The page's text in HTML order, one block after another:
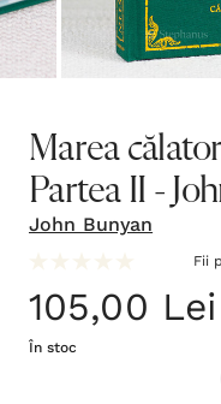
Marea
Partea II -
John Bunyan
Fii
105,00 Lei
În stoc